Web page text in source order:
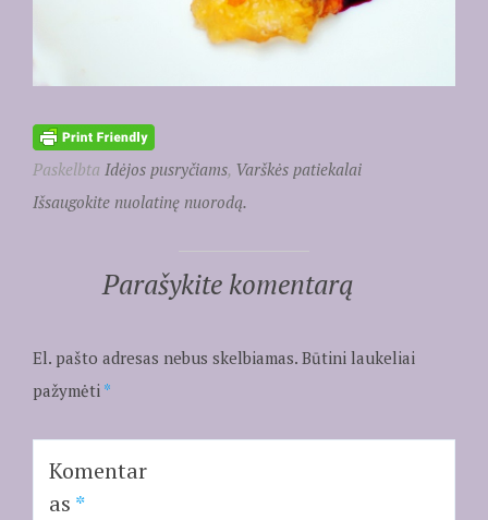
Paskelbta Idėjos pusryčiams, Varškės patiekalai
Išsaugokite nuolatinę nuorodą.
Parašykite komentarą
El. pašto adresas nebus skelbiamas. Būtini laukeliai
pažymėti *
Komentar
as *